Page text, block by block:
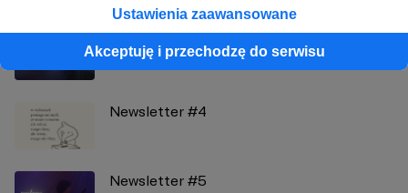
Ustawienia zaawansowane
Akceptuję i przechodzę do serwisu
Newsletter #3
Newsletter #4
Newsletter #5